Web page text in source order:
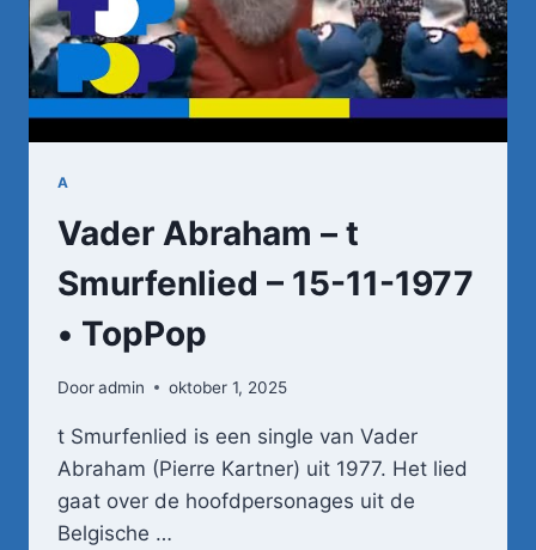
A
Vader Abraham – t
Smurfenlied – 15-11-1977
• TopPop
Dooradmin oktober 1, 2025
t Smurfenlied is een single van Vader
Abraham (Pierre Kartner) uit 1977. Het lied
gaat over de hoofdpersonages uit de
Belgische …